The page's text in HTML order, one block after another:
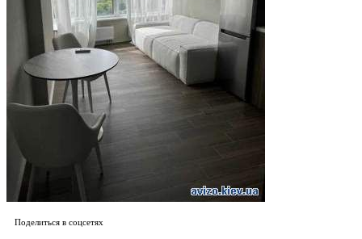
Поделиться в соцсетях